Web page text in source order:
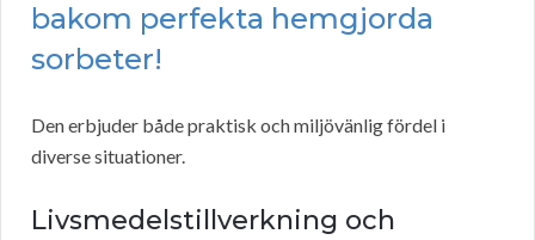
bakom perfekta hemgjorda
sorbeter!
Den erbjuder både praktisk och miljövänlig fördel i
diverse situationer.
Livsmedelstillverkning och